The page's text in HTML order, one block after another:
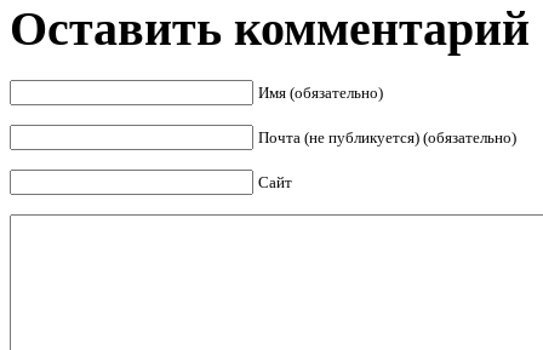
Оставить комментарий
Имя (обязательно)
Почта (не публикуется) (обязательно)
Сайт